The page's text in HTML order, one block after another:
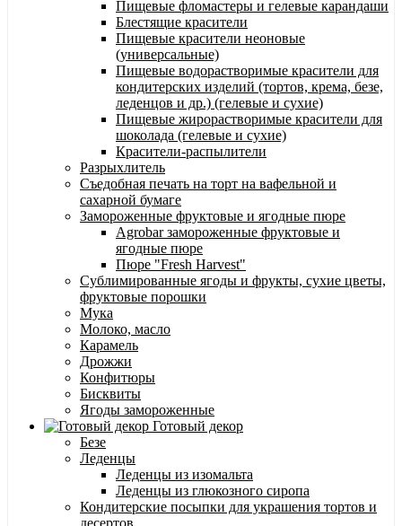
Пищевые фломастеры и гелевые карандаши
Блестящие красители
Пищевые красители неоновые
(универсальные)
Пищевые водорастворимые красители для
кондитерских изделий (тортов, крема, безе,
леденцов и др.) (гелевые и сухие)
Пищевые жирорастворимые красители для
шоколада (гелевые и сухие)
Красители-распылители
Разрыхлитель
Съедобная печать на торт на вафельной и
сахарной бумаге
Замороженные фруктовые и ягодные пюре
Agrobar замороженные фруктовые и
ягодные пюре
Пюре "Fresh Harvest"
Сублимированные ягоды и фрукты, сухие цветы,
фруктовые порошки
Мука
Молоко, масло
Карамель
Дрожжи
Конфитюры
Бисквиты
Ягоды замороженные
Готовый декор
Безе
Леденцы
Леденцы из изомальта
Леденцы из глюкозного сиропа
Кондитерские посыпки для украшения тортов и
десертов